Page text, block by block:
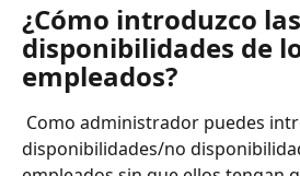
¿Cómo introduzco las
disponibilidades de
empleados?
disponibilidades/no